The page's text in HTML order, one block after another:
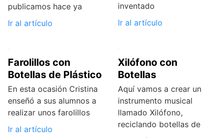
publicamos hace ya
Ir al artículo
inventado
Ir al artículo
Farolillos con
Botellas de Plástico
En esta ocasión Cristina
enseñó a sus alumnos a
realizar unos farolillos
Ir al artículo
Xilófono con
Botellas
Aquí vamos a crear un
instrumento musical
llamado Xilófono,
reciclando botellas de